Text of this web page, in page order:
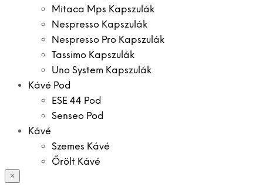
Mitaca Mps Kapszulák
Nespresso Kapszulák
Nespresso Pro Kapszulák
Tassimo Kapszulák
Uno System Kapszulák
Kávé Pod
ESE 44 Pod
Senseo Pod
Kávé
Szemes Kávé
Őrölt Kávé
×